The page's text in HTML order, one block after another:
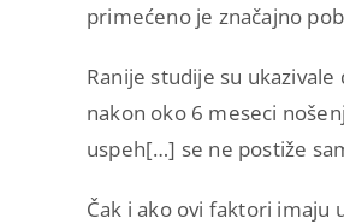
primećeno je značajno
Ranije studije su
nakon oko 6 meseci
uspeh[…] se ne postiže
Čak i ako ovi faktori imaju